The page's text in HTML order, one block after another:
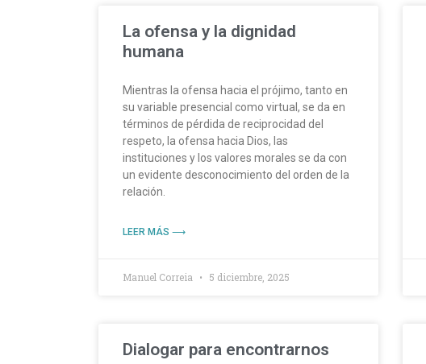
La ofensa y la dignidad
humana
Mientras la ofensa hacia el prójimo, tanto en
su variable presencial como virtual, se da en
términos de pérdida de reciprocidad del
respeto, la ofensa hacia Dios, las
instituciones y los valores morales se da con
un evidente desconocimiento del orden de la
relación.
LEER MÁS ⟶
Manuel Correia 5 diciembre, 2025
Dialogar para encontrarnos